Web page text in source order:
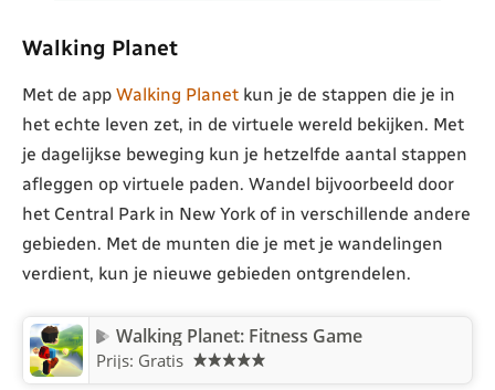
Walking Planet
Met de app Walking Planet kun je de stappen die je in
het echte leven zet, in de virtuele wereld bekijken. Met
je dagelijkse beweging kun je hetzelfde aantal stappen
afleggen op virtuele paden. Wandel bijvoorbeeld door
het Central Park in New York of in verschillende andere
gebieden. Met de munten die je met je wandelingen
verdient, kun je nieuwe gebieden ontgrendelen.
Walking Planet: Fitness Game
Prijs: Gratis